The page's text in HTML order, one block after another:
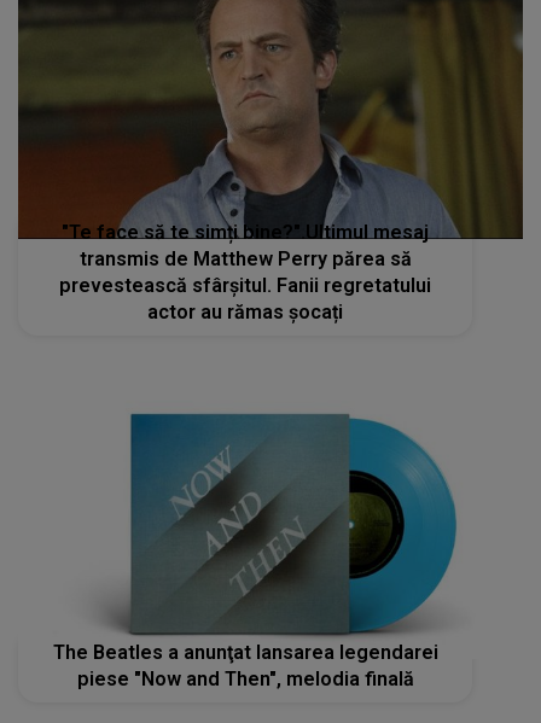
"Te face să te simți bine?".Ultimul mesaj
transmis de Matthew Perry părea să
prevestească sfârșitul. Fanii regretatului
actor au rămas șocați
The Beatles a anunţat lansarea legendarei
piese "Now and Then", melodia finală